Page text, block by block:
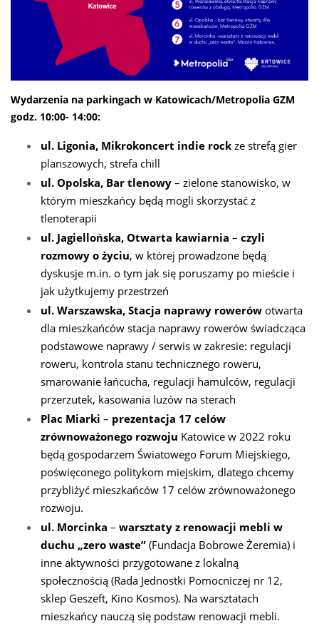
Wydarzenia na parkingach w Katowicach/Metropolia GZM
godz. 10:00- 14:00:
ul. Ligonia, Mikrokoncert indie rock ze strefą gier
planszowych, strefa chill
ul. Opolska, Bar tlenowy – zielone stanowisko, w
którym mieszkańcy będą mogli skorzystać z
tlenoterapii
ul. Jagiellońska, Otwarta kawiarnia – czyli
rozmowy o życiu, w której prowadzone będą
dyskusje m.in. o tym jak się poruszamy po mieście i
jak użytkujemy przestrzeń
ul. Warszawska, Stacja naprawy rowerów otwarta
dla mieszkańców stacja naprawy rowerów świadcząca
podstawowe naprawy / serwis w zakresie: regulacji
roweru, kontrola stanu technicznego roweru,
smarowanie łańcucha, regulacji hamulców, regulacji
przerzutek, kasowania luzów na sterach
Plac Miarki – prezentacja 17 celów
zrównoważonego rozwoju Katowice w 2022 roku
będą gospodarzem Światowego Forum Miejskiego,
poświęconego politykom miejskim, dlatego chcemy
przybliżyć mieszkańców 17 celów zrównoważonego
rozwoju.
ul. Morcinka – warsztaty z renowacji mebli w
duchu „zero waste” (Fundacja Bobrowe Żeremia) i
inne aktywności przygotowane z lokalną
społecznością (Rada Jednostki Pomocniczej nr 12,
sklep Geszeft, Kino Kosmos). Na warsztatach
mieszkańcy nauczą się podstaw renowacji mebli.